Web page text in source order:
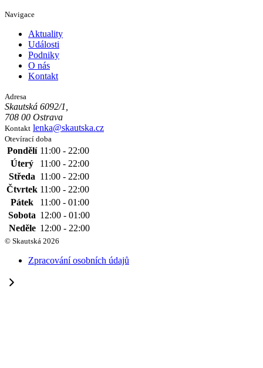
Navigace
Aktuality
Události
Podniky
O nás
Kontakt
Adresa
Skautská 6092/1,
708 00 Ostrava
Kontakt lenka@skautska.cz
Otevírací doba
Pondělí 11:00 - 22:00
Úterý
11:00 - 22:00
Středa 11:00 - 22:00
Čtvrtek 11:00 - 22:00
Pátek
11:00 - 01:00
Sobota 12:00 - 01:00
Neděle 12:00 - 22:00
© Skautská 2026
Zpracování osobních údajů